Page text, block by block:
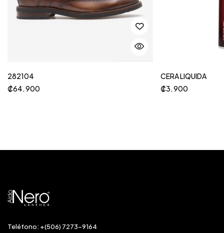
282104
₡64, 900
CERA LIQUIDA
₡3, 900
Teléfono: +(506) 7273-9164